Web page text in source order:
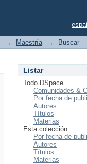
→ Maestría → Buscar
Listar
Todo DSpace
Comunidades &
Por fecha de
Autores
Títulos
Materias
Esta colección
Por fecha de
Autores
Títulos
Materias